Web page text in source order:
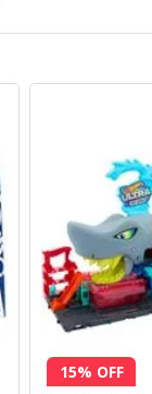
15% OFF